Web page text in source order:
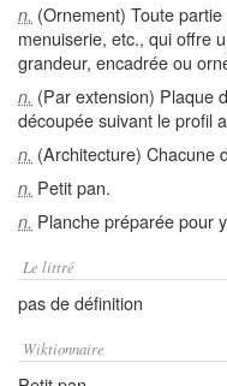
n. (Ornement) Toute partie
menuiserie, etc., qui offre
grandeur, encadrée ou
n. (Par extension) Plaque
découpée suivant le profil
n. (Architecture) Chacune
n. Petit pan.
n. Planche préparée pour
Le littré
pas de définition
Wiktionnaire